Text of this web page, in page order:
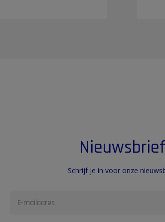
Nieuwsbrief
Schrijf je in voor onze